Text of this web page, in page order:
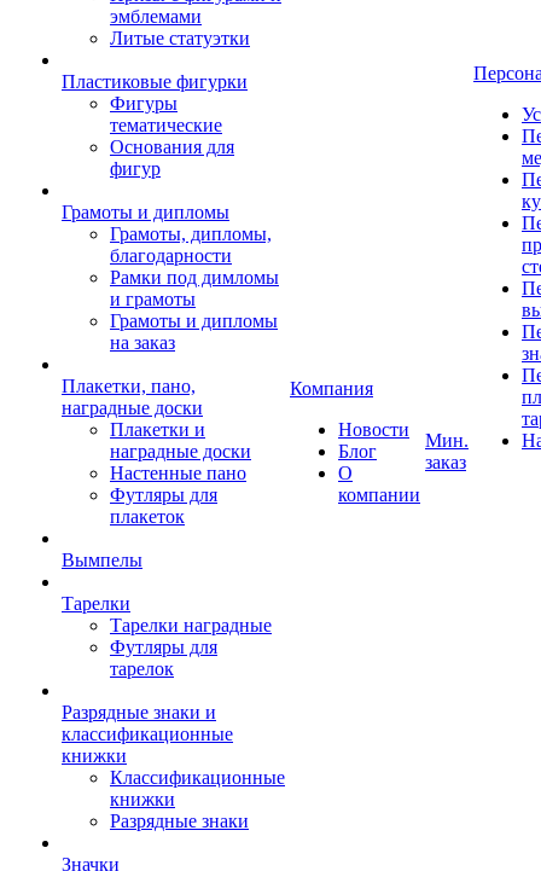
эмблемами
Литые статуэтки
Пластиковые фигурки
Фигуры
тематические
Основания для
фигур
Грамоты и дипломы
Грамоты, дипломы,
благодарности
Рамки под димломы
и грамоты
Грамоты и дипломы
на заказ
Плакетки, пано,
наградные доски
Плакетки и
наградные доски
Настенные пано
Футляры для
плакеток
Вымпелы
Тарелки
Тарелки наградные
Футляры для
тарелок
Разрядные знаки и
классификационные
книжки
Классификационные
книжки
Разрядные знаки
Значки
Компания
Новости
Блог
О
компании
Мин.
заказ